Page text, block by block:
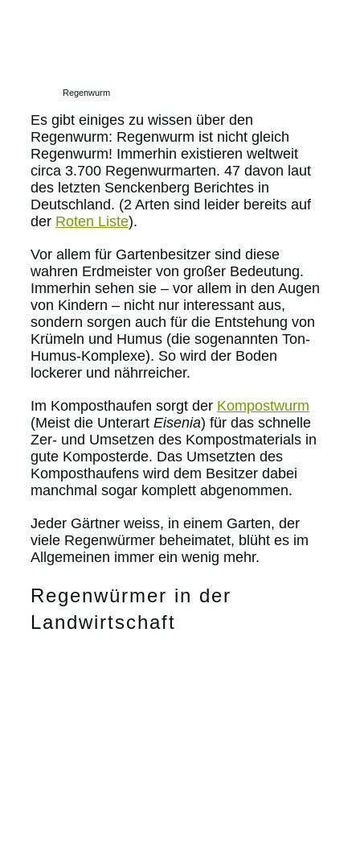
Regenwurm
Es gibt einiges zu wissen über den
Regenwurm: Regenwurm ist nicht gleich
Regenwurm! Immerhin existieren weltweit
circa 3.700 Regenwurmarten. 47 davon laut
des letzten Senckenberg Berichtes in
Deutschland. (2 Arten sind leider bereits auf
der Roten Liste).
Vor allem für Gartenbesitzer sind diese
wahren Erdmeister von großer Bedeutung.
Immerhin sehen sie – vor allem in den Augen
von Kindern – nicht nur interessant aus,
sondern sorgen auch für die Entstehung von
Krümeln und Humus (die sogenannten Ton-
Humus-Komplexe). So wird der Boden
lockerer und nährreicher.
Im Komposthaufen sorgt der Kompostwurm
(Meist die Unterart Eisenia) für das schnelle
Zer- und Umsetzen des Kompostmaterials in
gute Komposterde. Das Umsetzten des
Komposthaufens wird dem Besitzer dabei
manchmal sogar komplett abgenommen.
Jeder Gärtner weiss, in einem Garten, der
viele Regenwürmer beheimatet, blüht es im
Allgemeinen immer ein wenig mehr.
Regenwürmer in der
Landwirtschaft